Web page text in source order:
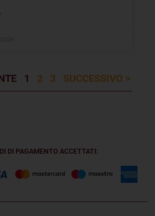
1 2 3 SUCCESSIVO >
DI PAGAMENTO ACCETTATI: